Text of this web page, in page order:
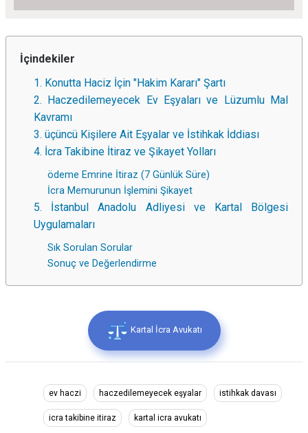
İçindekiler
1. Konutta Haciz İçin "Hakim Kararı" Şartı
2. Haczedilemeyecek Ev Eşyaları ve Lüzumlu Mal
Kavramı
3. üçüncü Kişilere Ait Eşyalar ve İstihkak İddiası
4. İcra Takibine İtiraz ve Şikayet Yolları
ödeme Emrine İtiraz (7 Günlük Süre)
İcra Memurunun İşlemini Şikayet
5. İstanbul Anadolu Adliyesi ve Kartal Bölgesi
Uygulamaları
Sık Sorulan Sorular
Sonuç ve Değerlendirme
Kartal İcra Avukatı
ev haczi haczedilemeyecek eşyalar istihkak davası
icra takibine itiraz kartal icra avukatı